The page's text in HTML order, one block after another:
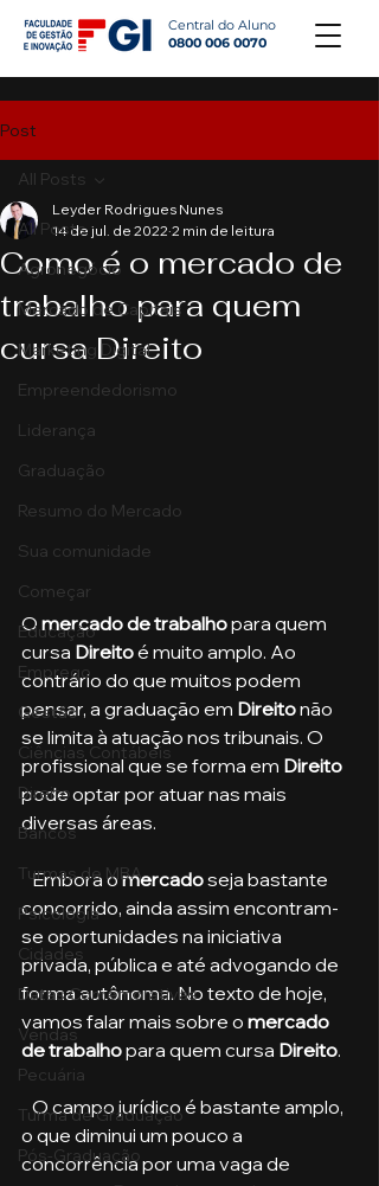
Central do Aluno
0800 006 0070
Post
All Posts
Agronegócio
Mercado de Capitais
Marketing Digital
Empreendedorismo
Liderança
Graduação
Resumo do Mercado
Sua comunidade
Começar
Educação
Emprego
Gestão
Ciências Contábeis
Direito
Bancos
Turmas de MBA
Psicologia
Cidades
Datas Comemorativas
Vendas
Pecuária
Turma de Graduação
Pós-Graduação
All Posts
Como é o mercado de
trabalho para quem
cursa Direito
Leyder Rodrigues Nunes
14 de jul. de 2022 2 min de leitura
O mercado de trabalho para quem
cursa Direito é muito amplo. Ao
contrário do que muitos podem
pensar, a graduação em Direito não
se limita à atuação nos tribunais. O
profissional que se forma em Direito
pode optar por atuar nas mais
diversas áreas.
   Embora o
mercado seja bastante
concorrido, ainda assim encontram-
se oportunidades na iniciativa
privada, pública e até advogando de
forma autônoma. No texto de hoje,
vamos falar mais sobre o mercado
de trabalho para quem cursa Direito.
   O campo jurídico é bastante amplo,
o que diminui um pouco a
concorrência por uma vaga de